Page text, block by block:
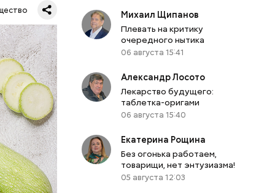
Михаил Щипанов
Плевать на критику
очередного нытика
06 августа 15:41
Александр Лосото
Лекарство будущего:
таблетка-оригами
06 августа 15:40
Екатерина Рощина
Без огонька работаем,
товарищи, нет энтузиазма!
05 августа 12:03